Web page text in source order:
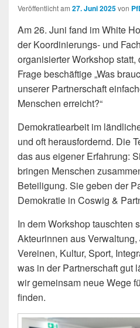
Veröffentlicht am 27. Juni 2025von
Am 26. Juni fand im White
der Koordinierungs- und
organisierter Workshop
Frage beschäftige „Was
unserer Partnerschaft
Menschen erreicht?“
Demokratiearbeit im
und oft herausfordernd. Die
das aus eigener Erfahrung:
bringen Menschen
Beteiligung. Sie geben der
Demokratie in Coswig &
In dem Workshop tauschten
Akteurinnen aus
Vereinen, Kultur, Sport,
was in der Partnerschaft gut
wir gemeinsam neue Wege
finden.